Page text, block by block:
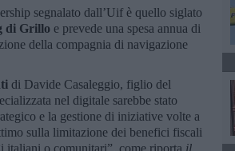
segnalato dall’Uif è quello siglato
di Grillo e prevede una spesa annua di
della compagnia di navigazione
di Davide Casaleggio, figlio del
nel digitale sarebbe stato
e la gestione di iniziative volte a
sulla limitazione dei benefici fiscali
italiani o comunitari”, come riporta il